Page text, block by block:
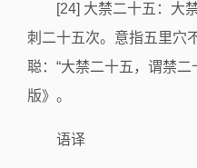
[24] 大禁二十五：大
刺二十五次。意指五里穴
聪：“大禁二十五，谓禁二
版》。
语译